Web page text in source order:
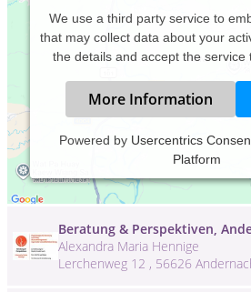
We use a third party service to
that may collect data about your
the details and accept the service
More Information
Powered by Usercentrics
Platform
Benjamin Kramer - Coaching &
Beratung in Bad Salzuflen
Lehmkuhlstr. 21 , 32108 Bad
Beratung & Perspektiven,
Alexandra Maria Hennige
Lerchenweg 12 , 56626